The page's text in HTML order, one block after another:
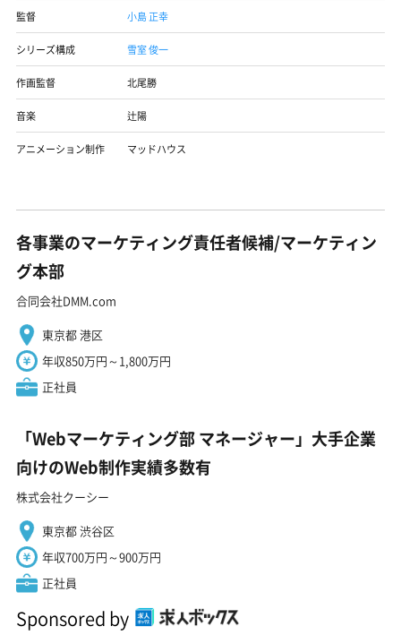
監督 小島 正幸
シリーズ構成 雪室 俊一
作画監督 北尾勝
音楽 辻陽
アニメーション制作 マッドハウス
各事業のマーケティング責任者候補/マーケティン
グ本部
合同会社DMM.com
東京都 港区
年収850万円～1,800万円
正社員
「Webマーケティング部 マネージャー」大手企業
向けのWeb制作実績多数有
株式会社クーシー
東京都 渋谷区
年収700万円～900万円
正社員
Sponsored by